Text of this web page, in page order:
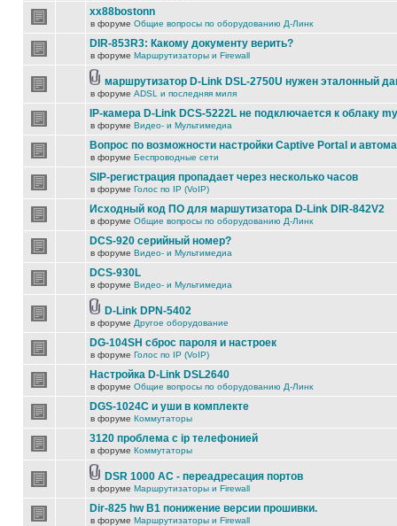
xx88bostonn
в форуме Общие вопросы по оборудованию Д-Линк
DIR-853R3: Какому документу верить?
в форуме Маршрутизаторы и Firewall
маршрутизатор D-Link DSL-2750U нужен эталонный
в форуме ADSL и последняя миля
IP-камера D-Link DCS-5222L не подключается к облаку
в форуме Видео- и Мультимедиа
Вопрос по возможности настройки Captive Portal и
в форуме Беспроводные сети
SIP-регистрация пропадает через несколько часов
в форуме Голос по IP (VoIP)
Исходный код ПО для маршутизатора D-Link DIR-842V2
в форуме Общие вопросы по оборудованию Д-Линк
DCS-920 серийный номер?
в форуме Видео- и Мультимедиа
DCS-930L
в форуме Видео- и Мультимедиа
D-Link DPN-5402
в форуме Другое оборудование
DG-104SH сброс пароля и настроек
в форуме Голос по IP (VoIP)
Настройка D-Link DSL2640
в форуме Общие вопросы по оборудованию Д-Линк
DGS-1024C и уши в комплекте
в форуме Коммутаторы
3120 проблема с ip телефонией
в форуме Коммутаторы
DSR 1000 AC - переадресация портов
в форуме Маршрутизаторы и Firewall
Dir-825 hw B1 понижение версии прошивки.
в форуме Маршрутизаторы и Firewall